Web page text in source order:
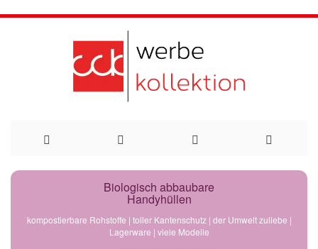
Direkt
Biologisch abbaubare
Handyhüllen
kompostierbare Rohstoffe | toller Kantenschutz | der Umwelt zuliebe |
Lagerware | viele Modelle